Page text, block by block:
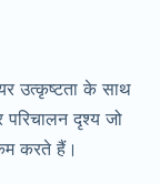
उत्कृष्टता के साथ
दृश्य जो
करते हैं।